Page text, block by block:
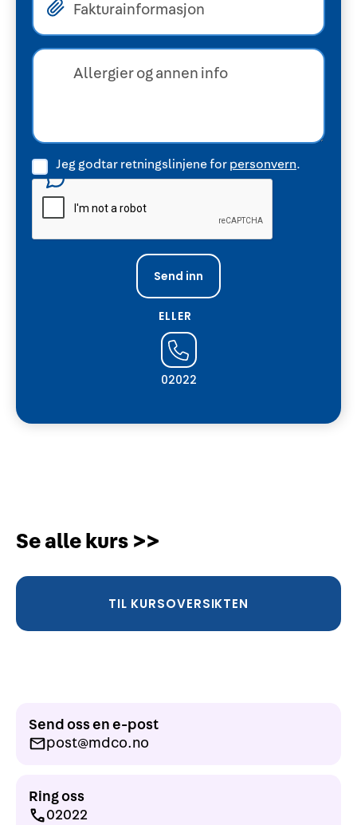
Jeg godtar retningslinjene for personvern.
ELLER
02022
Se alle kurs >>
TIL KURSOVERSIKTEN
Send oss en e-post
post@mdco.no
Ring oss
02022